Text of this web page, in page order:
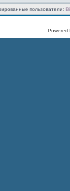
пользователи:
Powered